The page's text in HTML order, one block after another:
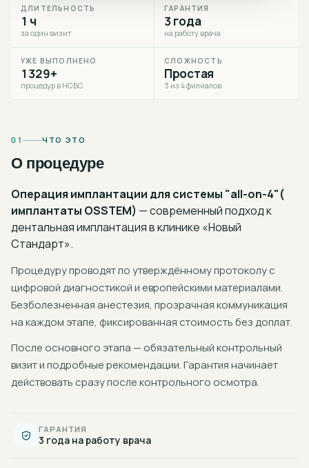
ДЛИТЕЛЬНОСТЬ
1 ч
за один визит
ГАРАНТИЯ
3 года
на работу врача
УЖЕ ВЫПОЛНЕНО
1329+
процедур в НСВС
СЛОЖНОСТЬ
Простая
3 из 4 филиалов
01 ЧТО ЭТО
О процедуре
Операция имплантации для системы "all-on-4"(
имплантаты OSSTEM) — современный подход к
дентальная имплантацияв клинике «Новый
Стандарт».
Процедуру проводят по утверждённому протоколу с
цифровой диагностикой и европейскими материалами.
Безболезненная анестезия, прозрачная коммуникация
на каждом этапе, фиксированная стоимость без доплат.
После основного этапа — обязательный контрольный
визит и подробные рекомендации. Гарантия начинает
действовать сразу после контрольного осмотра.
ГАРАНТИЯ
3 года на работу врача